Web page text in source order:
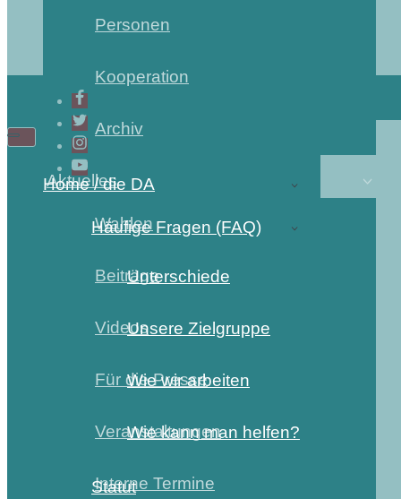
Personen
Kooperation
Archiv
Aktuelles
Wahlen
Beiträge
Videos
Für die Presse
Veranstaltungen
Interne Termine
Navigations-
Navigations-
Home / die DA
Häufige Fragen (FAQ)
Unterschiede
Unsere Zielgruppe
Wie wir arbeiten
Wie kann man helfen?
Statut